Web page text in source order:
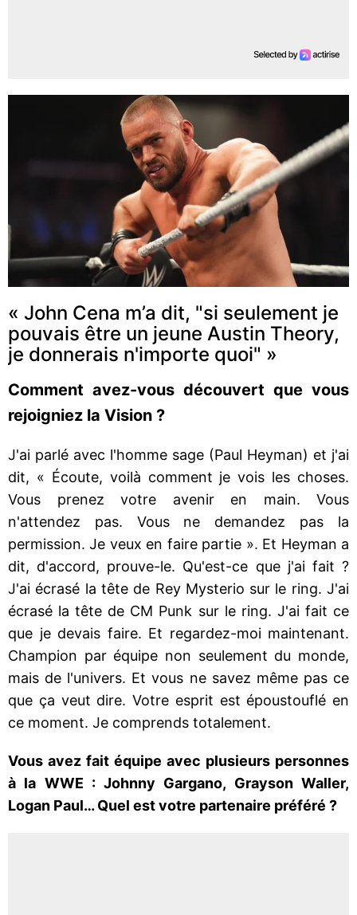
« John Cena m’a dit, "si seulement je
pouvais être un jeune Austin Theory,
je donnerais n'importe quoi" »
Comment avez-vous découvert que vous
rejoigniez la Vision ?
J'ai parlé avec l'homme sage (Paul Heyman) et j'ai
dit, « Écoute, voilà comment je vois les choses.
Vous prenez votre avenir en main. Vous
n'attendez pas. Vous ne demandez pas la
permission. Je veux en faire partie ». Et Heyman a
dit, d'accord, prouve-le. Qu'est-ce que j'ai fait ?
J'ai écrasé la tête de Rey Mysterio sur le ring. J'ai
écrasé la tête de CM Punk sur le ring. J'ai fait ce
que je devais faire. Et regardez-moi maintenant.
Champion par équipe non seulement du monde,
mais de l'univers. Et vous ne savez même pas ce
que ça veut dire. Votre esprit est époustouflé en
ce moment. Je comprends totalement.
Vous avez fait équipe avec plusieurs personnes
à la WWE : Johnny Gargano, Grayson Waller,
Logan Paul… Quel est votre partenaire préféré ?